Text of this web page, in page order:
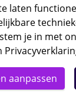
laten
je in met
aanpassen